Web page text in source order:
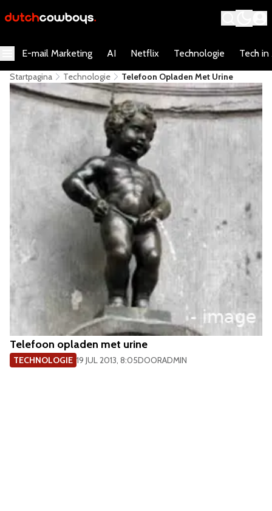
E-mail Marketing AI Netflix Technologie Tech in
Startpagina Technologie Telefoon Opladen Met Urine
Telefoon opladen met urine
TECHNOLOGIE 19 JUL 2013, 8:05DOORADMIN